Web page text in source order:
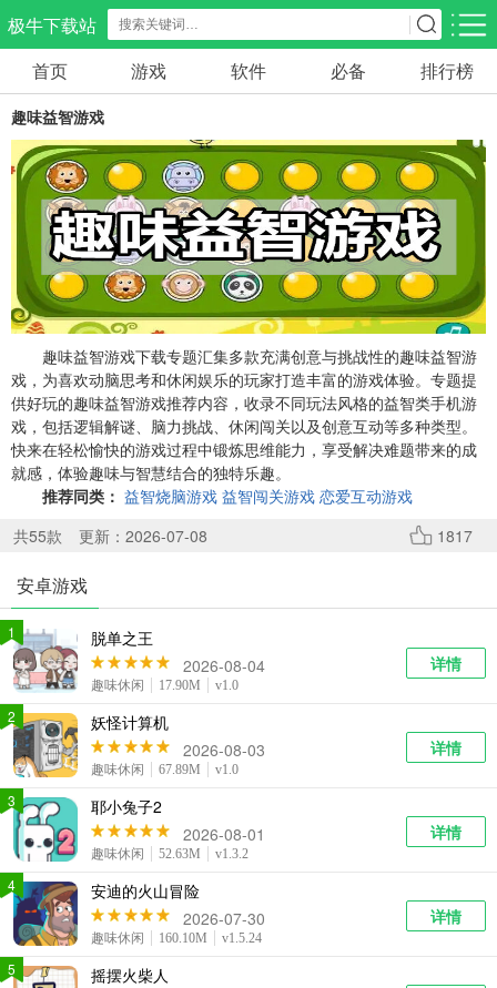
极牛下载站
应用分类 游戏分类
生活服务
297款应用
电商购物
86款应用
教育学习
178款应用
气象交通
84款应用
游戏辅助
478款应用
摄影美化
215款应用
社交聊天
183款应用
电子图书
439款应用
移动办公
184款应用
新闻阅读
43款应用
金融理财
54款应用
媒体影音
602款应用
系统工具
646款应用
健康医疗
ai工具
334款应用
娱乐资讯
首页 游戏 软件 必备 排行榜
趣味益智游戏
趣味益智游戏下载专题汇集多款充满创意与挑战性的趣味益智游
戏，为喜欢动脑思考和休闲娱乐的玩家打造丰富的游戏体验。专题提
供好玩的趣味益智游戏推荐内容，收录不同玩法风格的益智类手机游
戏，包括逻辑解谜、脑力挑战、休闲闯关以及创意互动等多种类型。
快来在轻松愉快的游戏过程中锻炼思维能力，享受解决难题带来的成
就感，体验趣味与智慧结合的独特乐趣。
推荐同类： 益智烧脑游戏 益智闯关游戏 恋爱互动游戏
共55款 更新：2026-07-08 1817
安卓游戏
脱单之王
2026-08-04
趣味休闲 17.90M v1.0
详情
1
妖怪计算机
2026-08-03
趣味休闲 67.89M v1.0
详情
2
耶小兔子2
2026-08-01
趣味休闲 52.63M v1.3.2
详情
3
安迪的火山冒险
2026-07-30
趣味休闲 160.10M v1.5.24
详情
4
摇摆火柴人
5